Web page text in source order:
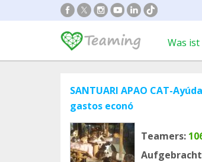
Was
SANTUARI APAO CAT-
gastos econó
Teamers:
Aufgebracht